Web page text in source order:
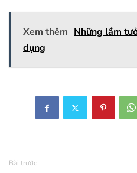
Xem thêm Những lầm
dụng
Bài trước